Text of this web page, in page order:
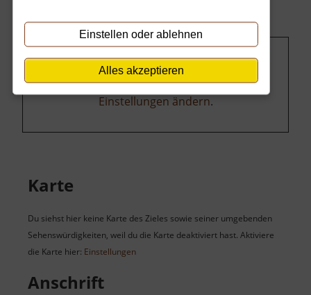
Einstellen oder ablehnen
Alles akzeptieren
Um dieses Projekt zu finanzieren, wird
hier Werbung eingeblendet.Cookie-
Einstellungen ändern.
Karte
Du siehst hier keine Karte des Zieles sowie seiner umgebenden
Sehenswürdigkeiten, weil du die Karte deaktiviert hast. Aktiviere
die Karte hier: Einstellungen
Anschrift